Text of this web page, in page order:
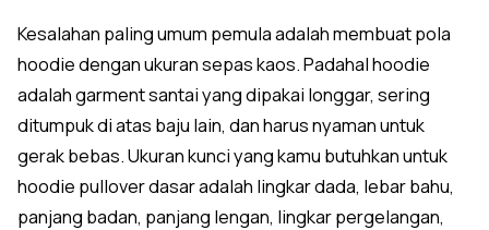
Kesalahan paling umum pemula adalah membuat pola
hoodie dengan ukuran sepas kaos. Padahal hoodie
adalah garment santai yang dipakai longgar, sering
ditumpuk di atas baju lain, dan harus nyaman untuk
gerak bebas. Ukuran kunci yang kamu butuhkan untuk
hoodie pullover dasar adalah lingkar dada, lebar bahu,
panjang badan, panjang lengan, lingkar pergelangan,